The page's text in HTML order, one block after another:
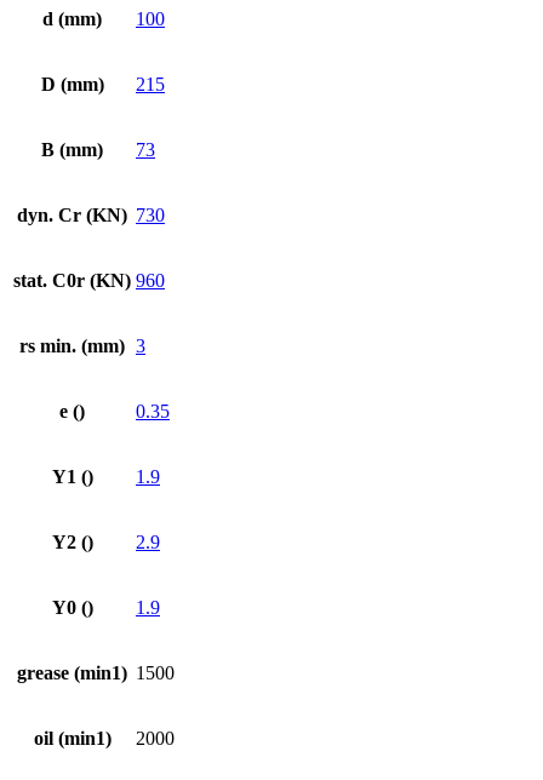
d (mm) 100
D (mm) 215
B (mm) 73
dyn. Cr (KN) 730
stat. C0r (KN) 960
rs min. (mm) 3
e () 0.35
Y1 () 1.9
Y2 () 2.9
Y0 () 1.9
grease (min1) 1500
oil (min1) 2000